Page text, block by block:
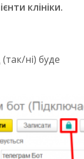
клініки.
ні) буде